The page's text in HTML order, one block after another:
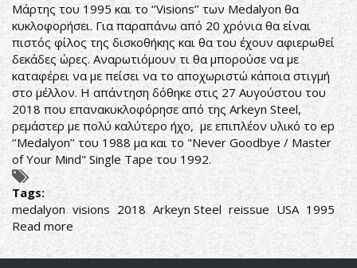
Μάρτης του 1995 και το ‘’Visions’’ των Medalyon θα
κυκλοφορήσει. Για παραπάνω από 20 χρόνια θα είναι
πιστός φίλος της δισκοθήκης και θα του έχουν αφιερωθεί
δεκάδες ώρες. Αναρωτιόμουν τι θα μπορούσε να με
καταφέρει να με πείσει να το αποχωριστώ κάποια στιγμή
στο μέλλον. Η απάντηση δόθηκε στις 27 Αυγούστου του
2018 που επανακυκλοφόρησε από της Arkeyn Steel,
ρεμάστερ με πολύ καλύτερο ήχο, με επιπλέον υλικό το ep
‘’Medalyon’’ του 1988 μα και το "Never Goodbye / Master
of Your Mind" Single Tape του 1992.
Tags:
medalyon visions 2018 Arkeyn Steel reissue USA 1995
Read more about
ΔΙΠΛΗ
ΑΠΟΛΑΥΣΗ